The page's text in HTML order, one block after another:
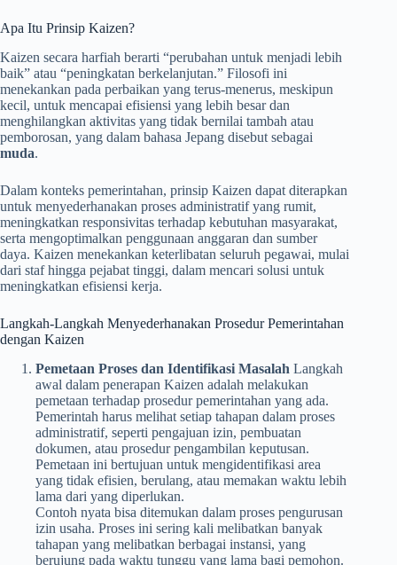
Apa Itu Prinsip Kaizen?
Kaizen secara harfiah berarti “perubahan untuk menjadi lebih
baik” atau “peningkatan berkelanjutan.” Filosofi ini
menekankan pada perbaikan yang terus-menerus, meskipun
kecil, untuk mencapai efisiensi yang lebih besar dan
menghilangkan aktivitas yang tidak bernilai tambah atau
pemborosan, yang dalam bahasa Jepang disebut sebagai
muda.
Dalam konteks pemerintahan, prinsip Kaizen dapat diterapkan
untuk menyederhanakan proses administratif yang rumit,
meningkatkan responsivitas terhadap kebutuhan masyarakat,
serta mengoptimalkan penggunaan anggaran dan sumber
daya. Kaizen menekankan keterlibatan seluruh pegawai, mulai
dari staf hingga pejabat tinggi, dalam mencari solusi untuk
meningkatkan efisiensi kerja.
Langkah-Langkah Menyederhanakan Prosedur Pemerintahan
dengan Kaizen
Pemetaan Proses dan Identifikasi Masalah Langkah
awal dalam penerapan Kaizen adalah melakukan
pemetaan terhadap prosedur pemerintahan yang ada.
Pemerintah harus melihat setiap tahapan dalam proses
administratif, seperti pengajuan izin, pembuatan
dokumen, atau prosedur pengambilan keputusan.
Pemetaan ini bertujuan untuk mengidentifikasi area
yang tidak efisien, berulang, atau memakan waktu lebih
lama dari yang diperlukan.
Contoh nyata bisa ditemukan dalam proses pengurusan
izin usaha. Proses ini sering kali melibatkan banyak
tahapan yang melibatkan berbagai instansi, yang
berujung pada waktu tunggu yang lama bagi pemohon.